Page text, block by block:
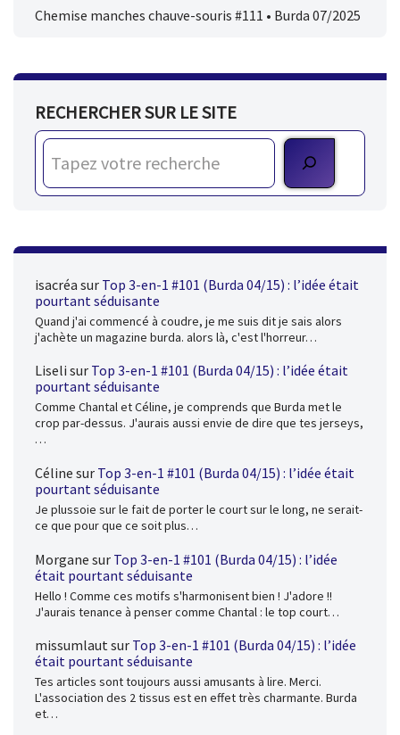
Chemise manches chauve-souris #111 • Burda 07/2025
RECHERCHER SUR LE SITE
isacréa sur Top 3-en-1 #101 (Burda 04/15) : l’idée était
pourtant séduisante
Quand j'ai commencé à coudre, je me suis dit je sais alors
j'achète un magazine burda. alors là, c'est l'horreur…
Liseli sur Top 3-en-1 #101 (Burda 04/15) : l’idée était
pourtant séduisante
Comme Chantal et Céline, je comprends que Burda met le
crop par-dessus. J'aurais aussi envie de dire que tes jerseys,
…
Céline sur Top 3-en-1 #101 (Burda 04/15) : l’idée était
pourtant séduisante
Je plussoie sur le fait de porter le court sur le long, ne serait-
ce que pour que ce soit plus…
Morgane sur Top 3-en-1 #101 (Burda 04/15) : l’idée
était pourtant séduisante
Hello ! Comme ces motifs s'harmonisent bien ! J'adore !!
J'aurais tenance à penser comme Chantal : le top court…
missumlautsur Top 3-en-1 #101 (Burda 04/15) : l’idée
était pourtant séduisante
Tes articles sont toujours aussi amusants à lire. Merci.
L'association des 2 tissus est en effet très charmante. Burda
et…